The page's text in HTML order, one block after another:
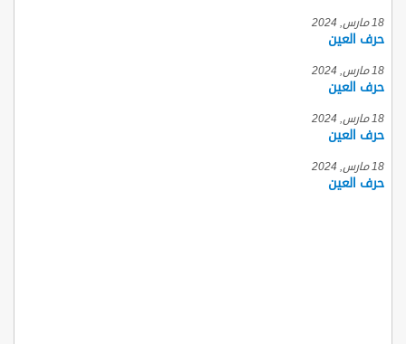
18 مارس, 2024
حرف العين
18 مارس, 2024
حرف العين
18 مارس, 2024
حرف العين
18 مارس, 2024
حرف العين